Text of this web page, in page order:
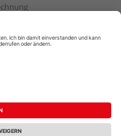
Datenschutz
Vertrag widerrufen